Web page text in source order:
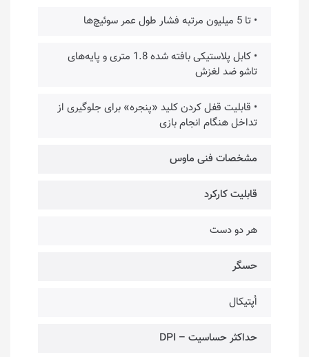
• تا 5 میلیون مرتبه فشار طول عمر سوئیچ‌ها
• کابل پلاستیکی بافته شده 1.8 متری و پایه‌های
تاشو ضد لغزش
• قابلیت قفل کردن کلید «پنجره» برای جلوگیری از
تداخل هنگام انجام بازی
مشخصات فنی ماوس
قابلیت کارکرد
هر دو دست
حسگر
اُپتیکال
حداکثر حساسیت – DPI